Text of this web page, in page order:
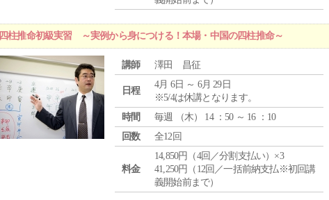
四柱推命初級実習 ～実例から身につける！本場・中国の四柱推命～
講師 澤田 昌征
日程
4月 6日 ～ 6月 29日
※5/4は休講となります。
時間
毎週 （木） 14 ：50 ～ 16 ：10
回数
全12回
料金
14,850円（4回／分割支払い）×3
41,250円（12回／一括前納支払※初回講
義開始前まで）